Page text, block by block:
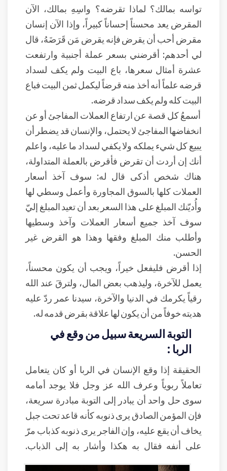
تواسه بمالك؟ لماذا تقرضه؟ واسِهِ بمالك، الآن
المقرض يعد محسناً إحساناً كبيراً، وإذا الآن إنسان
مقرض أحب أن يقرض فإنه يقرض مَن قَرَضَهُ، قال
لي أحدهم: أقرضني بسعر عملة أجنبية وارتفعت
عشرة أمثال سعرها، باع البيت ولم يكف لسداد
قرضه علماً أنه أخذ منه قرضاً ليكمل ثمن البيت فباع
البيت كله ولم يكف سداد قرضه.
أسمعُ كل قصة عن ارتفاع العملات المفاجئ أو عن
انخفاضها المفاجئ لا يحتمل، والإنسان قد يضطر أن
يبيع كل شيء يملكه ولا يكفي لسداد ما عليه، واعلم
أنك إن أردت أن تقرض فأقرض بالعملة المتداولة،
هناك شخص أذكى قال له: سوف آخذ أسعار
العملات كلها بالسوق المجاورة وأعمل وسطي لها
وأُديّنك المبلغ على هذا السعر بعد أن تعيد المبلغ إليّ
سوف آخذ جميع أسعار العملات وآخذ وسطيها
وأطلب منك المبلغ وفقها وهذا هو القرض غير
الحسن.
إذا أقرض فليفعل خيراً، ويجب أن يكون محسناً،
يعمل للآخرة، وليذهب بعض المال، ولترقَ عند الله
رقياً يكرمك في الدنيا والآخرة، سيدنا عمر ردّ عليه
هديته خوفاً من أن يكون لها علاقة بقرض قدمه له.
التوبة السريعة سبيل من وقع في
الربا :
الحقيقة إذا وقع الإنسان في الربا أو كان يتعامل
تعاملاً ربوياً وعرف الله عز وجل فلا يوجد أمامه
سوى حل واحد أن يبادر إلى التوبة مبادرة سريعة،
فإن المؤمن الصادق يرى ذنوبه كأنه قاعد تحت جبل
يخاف أن يقع عليه، وإن الفاجر يرى ذنوبه كذباب مرّ
على أنفه فقال به هكذا وأشار به إلى الذباب.